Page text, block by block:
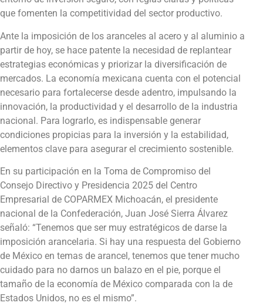
que fomenten la competitividad del sector productivo.
Ante la imposición de los aranceles al acero y al aluminio a
partir de hoy, se hace patente la necesidad de replantear
estrategias económicas y priorizar la diversificación de
mercados. La economía mexicana cuenta con el potencial
necesario para fortalecerse desde adentro, impulsando la
innovación, la productividad y el desarrollo de la industria
nacional. Para lograrlo, es indispensable generar
condiciones propicias para la inversión y la estabilidad,
elementos clave para asegurar el crecimiento sostenible.
En su participación en la Toma de Compromiso del
Consejo Directivo y Presidencia 2025 del Centro
Empresarial de COPARMEX Michoacán, el presidente
nacional de la Confederación, Juan José Sierra Álvarez
señaló: “Tenemos que ser muy estratégicos de darse la
imposición arancelaria. Si hay una respuesta del Gobierno
de México en temas de arancel, tenemos que tener mucho
cuidado para no darnos un balazo en el pie, porque el
tamaño de la economía de México comparada con la de
Estados Unidos, no es el mismo”.